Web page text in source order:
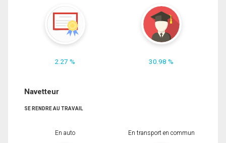
2.27 % 30.98 %
Navetteur
SE RENDRE AU TRAVAIL
En auto En transport en commun